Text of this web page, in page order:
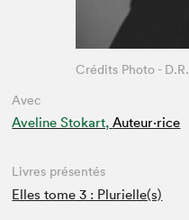
Avec
Aveline Stokart, Auteur·rice
Crédits Photo - D.R.
Livres présentés
Elles tome 3 : Plurielle(s)